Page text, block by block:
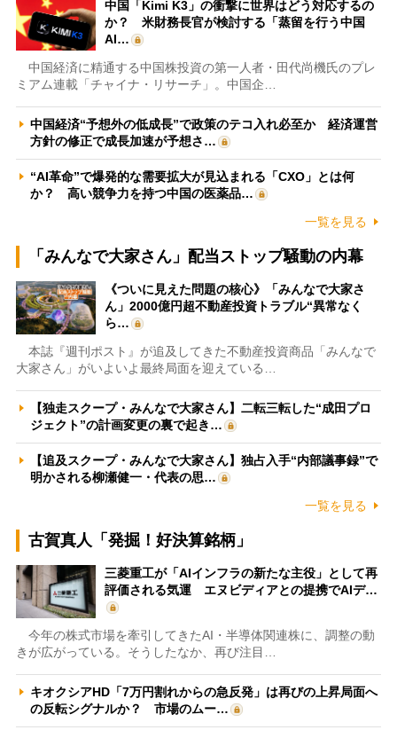
中国「Kimi K3」の衝撃に世界はどう対応するの
か？ 米財務長官が検討する「蒸留を行う中国
AI…
中国経済に精通する中国株投資の第一人者・田代尚機氏のプレ
ミアム連載「チャイナ・リサーチ」。中国企…
中国経済“予想外の低成長”で政策のテコ入れ必至か 経済運営
方針の修正で成長加速が予想さ…
“AI革命”で爆発的な需要拡大が見込まれる「CXO」とは何
か？ 高い競争力を持つ中国の医薬品…
一覧を見る
「みんなで大家さん」配当ストップ騒動の内幕
《ついに見えた問題の核心》「みんなで大家さ
ん」2000億円超不動産投資トラブル“異常なく
ら…
本誌『週刊ポスト』が追及してきた不動産投資商品「みんなで
大家さん」がいよいよ最終局面を迎えている…
【独走スクープ・みんなで大家さん】二転三転した“成田プロ
ジェクト”の計画変更の裏で起き…
【追及スクープ・みんなで大家さん】独占入手“内部議事録”で
明かされる柳瀬健一・代表の思…
一覧を見る
古賀真人「発掘！好決算銘柄」
三菱重工が「AIインフラの新たな主役」として再
評価される気運 エヌビディアとの提携でAIデ…
今年の株式市場を牽引してきたAI・半導体関連株に、調整の動
きが広がっている。そうしたなか、再び注目…
キオクシアHD「7万円割れからの急反発」は再びの上昇局面へ
の反転シグナルか？ 市場のムー…